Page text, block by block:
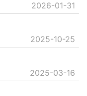
2026-01-31
2025-10-25
2025-03-16